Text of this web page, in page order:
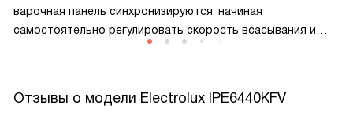
варочная панель синхронизируются, начиная
самостоятельно регулировать скорость всасывания и
нагрева, мощность работы вытяжки автоматически
Отзывы о модели Electrolux IPE6440KFV